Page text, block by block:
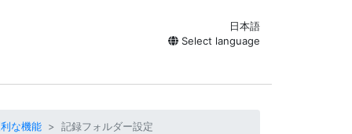
日本語
Select language
な機能 記録フォルダー設定